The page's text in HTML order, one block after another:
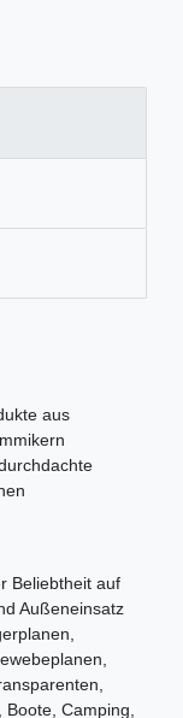
aus
Beliebtheit auf
Außeneinsatz
Boote, Camping,